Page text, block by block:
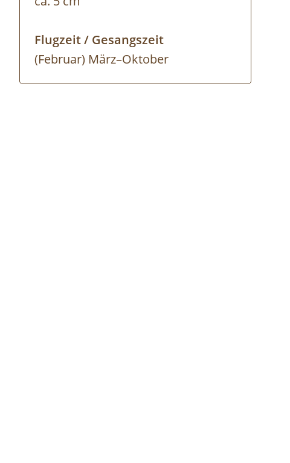
Flugzeit / Gesangszeit
(Februar) März–Oktober